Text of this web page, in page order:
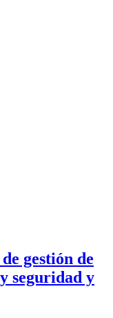
gestión de
seguridad y